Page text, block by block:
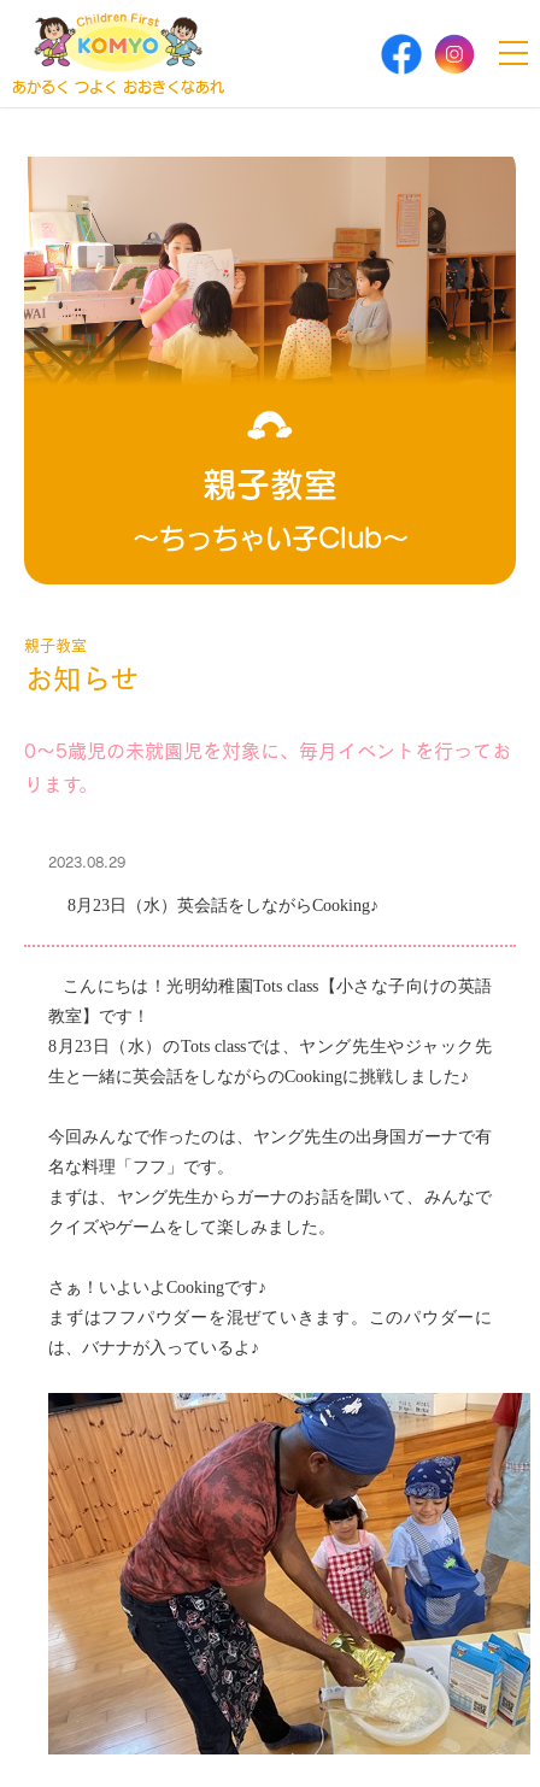
あかるく つよく おおきくなあれ
親子教室
～ちっちゃい子Club～
親子教室
お知らせ
0～5歳児の未就園児を対象に、毎月イベントを行ってお
ります。
2023.08.29
8月23日（水）英会話をしながらCooking♪
こんにちは！光明幼稚園Tots class【小さな子向けの英語
教室】です！
8 月23日（水）のTots classでは、ヤング先生やジャック先
生と一緒に英会話をしながらのCookingに挑戦しました♪
今回みんなで作ったのは、ヤング先生の出身国ガーナで有
名な料理「フフ」です。
まずは、ヤング先生からガーナのお話を聞いて、みんなで
クイズやゲームをして楽しみました。
さぁ！いよいよCookingです♪
まずはフフパウダーを混ぜていきます。このパウダーに
は、バナナが入っているよ♪